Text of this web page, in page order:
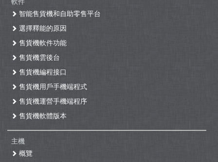
智能售貨機和自助零售平台
選擇釋能的原因
售貨機軟件功能
售貨機雲後台
售貨機編程接口
售貨機用戶手機端程式
售貨機運營手機端程序
售貨機軟體版本
主機
概覽